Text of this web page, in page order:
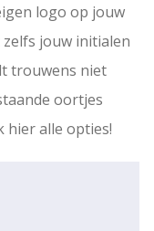
logo op jouw
jouw initialen
trouwens niet
oortjes
hier alle opties!